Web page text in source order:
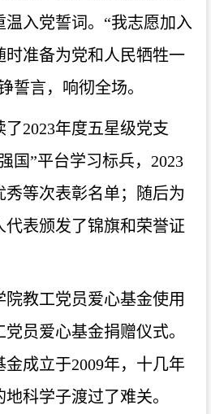
入党誓词。“我志愿加入
时准备为党和人民牺牲一
誓言，响彻全场。
了2023年度五星级党支
国”平台学习标兵，2023
等次表彰名单；随后为
代表颁发了锦旗和荣誉证
院教工党员爱心基金使用
员爱心基金捐赠仪式。
成立于2009年，十几年
科学子渡过了难关。